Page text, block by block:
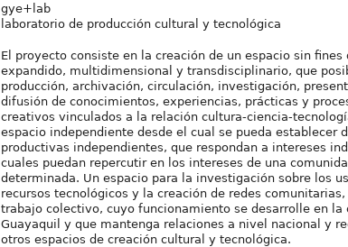
gye+lab
laboratorio de producción cultural y tecnológica
El proyecto consiste en la creación de un espacio sin fines
expandido, multidimensional y transdisciplinario, que
producción, archivación, circulación, investigación,
difusión de conocimientos, experiencias, prácticas y
creativos vinculados a la relación cultura-ciencia-
espacio independiente desde el cual se pueda establecer
productivas independientes, que respondan a intereses
cuales puedan repercutir en los intereses de una
determinada. Un espacio para la investigación sobre los
recursos tecnológicos y la creación de redes comunitarias,
trabajo colectivo, cuyo funcionamiento se desarrolle en la
Guayaquil y que mantenga relaciones a nivel nacional y
otros espacios de creación cultural y tecnológica.